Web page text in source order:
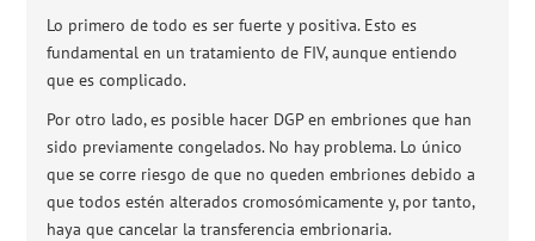
Lo primero de todo es ser fuerte y positiva. Esto es
fundamental en un tratamiento de FIV, aunque entiendo
que es complicado.
Por otro lado, es posible hacer DGP en embriones que han
sido previamente congelados. No hay problema. Lo único
que se corre riesgo de que no queden embriones debido a
que todos estén alterados cromosómicamente y, por tanto,
haya que cancelar la transferencia embrionaria.